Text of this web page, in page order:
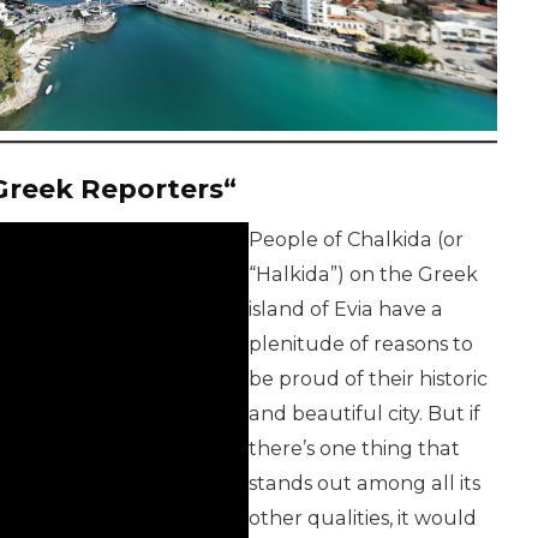
Reporters“
People of Chalkida (or
“Halkida”) on the Greek
island of Evia have a
plenitude of reasons to
be proud of their historic
and beautiful city. But if
there’s one thing that
stands out among all its
other qualities, it would